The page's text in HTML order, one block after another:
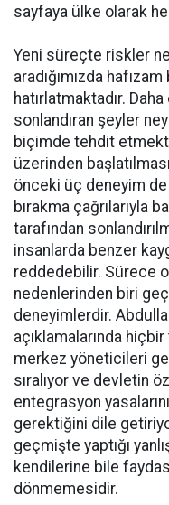
sayfaya ülke olarak
Yeni süreçte riskler
aradığımızda
hatırlatmaktadır.
sonlandıran şeyler
biçimde tehdit
üzerinden
önceki üç deneyim de
bırakma çağrılarıyla
tarafından
insanlarda benzer
reddedebilir. Sürece
nedenlerinden biri
deneyimlerdir.
açıklamalarında
merkez yöneticileri
sıralıyor ve devletin
entegrasyon
gerektiğini dile
geçmişte yaptığı
kendilerine bile
dönmemesidir.